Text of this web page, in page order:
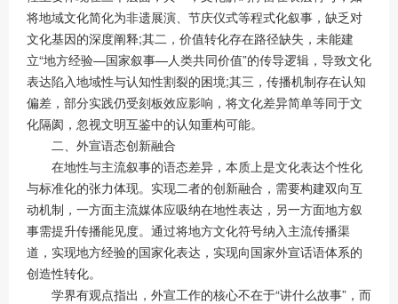
将地域文化简化为非遗展演、节庆仪式等程式化叙事，缺乏对
文化基因的深度阐释;其二，价值转化存在路径缺失，未能建
立“地方经验—国家叙事—人类共同价值”的传导逻辑，导致文化
表达陷入地域性与认知性割裂的困境;其三，传播机制存在认知
偏差，部分实践仍受刻板效应影响，将文化差异简单等同于文
化隔阂，忽视文明互鉴中的认知重构可能。
二、外宣语态创新融合
在地性与主流叙事的语态差异，本质上是文化表达个性化
与标准化的张力体现。实现二者的创新融合，需要构建双向互
动机制，一方面主流媒体应吸纳在地性表达，另一方面地方叙
事需提升传播能见度。通过将地方文化符号纳入主流传播渠
道，实现地方经验的国家化表达，实现向国家外宣话语体系的
创造性转化。
学界有观点指出，外宣工作的核心不在于“讲什么故事”，而